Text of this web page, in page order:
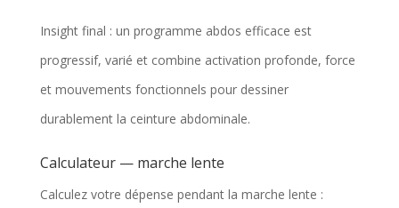
Insight final : un programme abdos efficace est
progressif, varié et combine activation profonde, force
et mouvements fonctionnels pour dessiner
durablement la ceinture abdominale.
Calculateur — marche lente
Calculez votre dépense pendant la marche lente :